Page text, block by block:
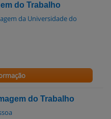
do Trabalho
da Universidade do
do Trabalho